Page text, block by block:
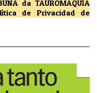
da TAUROMAQUIA
de Privacidad
de